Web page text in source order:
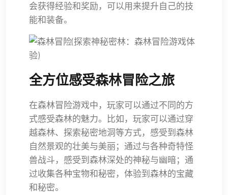
会获得经验和奖励，可以用来提升自己的技
能和装备。
全方位感受森林冒险之旅
在森林冒险游戏中，玩家可以通过不同的方
式感受森林的魅力。比如，玩家可以通过穿
越森林、探索秘密地洞等方式，感受到森林
自然景观的壮美与美丽；通过与各种奇特怪
兽战斗，感受到森林深处的神秘与幽暗；通
过收集各种宝物和秘密，体验到森林的宝藏
和秘密。